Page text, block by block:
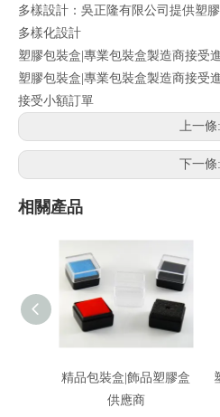
多樣設計：吳正隆有限公司提供塑
多樣化設計
塑膠包裝盒|專業包裝盒製造商接受
塑膠包裝盒|專業包裝盒製造商接受
接受小額訂單
上一條:
下一條:
相關產品
精品包裝盒|飾品塑膠盒
供應商